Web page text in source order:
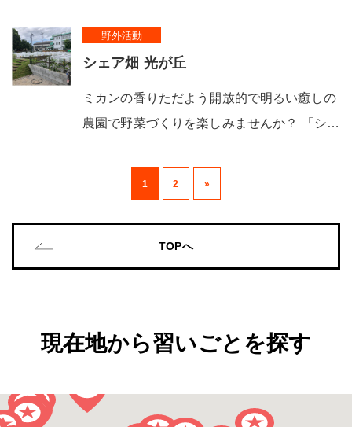
野外活動
シェア畑 光が丘
ミカンの香りただよう開放的で明るい癒しの
農園で野菜づくりを楽しみませんか？ 「シ…
1 2 »
TOPへ
現在地から習いごとを探す